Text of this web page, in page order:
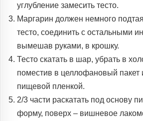
углубление замесить тесто.
Маргарин должен немного
тесто, соединить с остальными
вымешав руками, в крошку.
Тесто скатать в шар, убрать в
поместив в целлофановый пакет
пищевой пленкой.
2/3 части раскатать под основу
форму, поверх – вишневое